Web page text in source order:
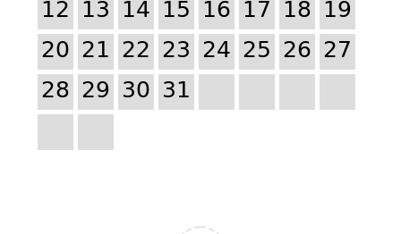
12 13 14 15 16 17 18 19
20 21 22 23 24 25 26 27
28 29 30 31